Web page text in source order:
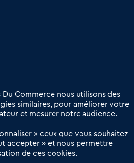
national dédié aux transactions
Du Commerce nous utilisons des
similaires, pour améliorer votre
et mesurer notre audience.
» ceux que vous souhaitez
accepter » et nous permettre
de ces cookies.